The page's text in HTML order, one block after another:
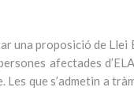
una proposició de Llei
afectades
que s’admetin a